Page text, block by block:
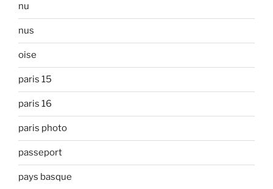
nu
nus
oise
paris 15
paris 16
paris photo
passeport
pays basque